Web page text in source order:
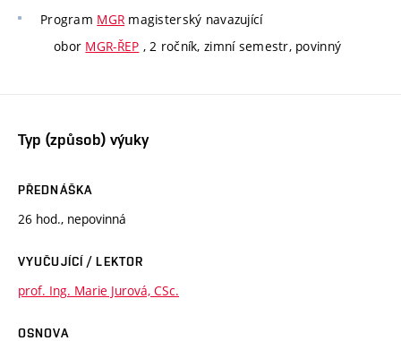
Program MGR magisterský navazující
obor MGR-ŘEP , 2 ročník, zimní semestr, povinný
Typ (způsob) výuky
PŘEDNÁŠKA
26 hod., nepovinná
VYUČUJÍCÍ / LEKTOR
prof. Ing. Marie Jurová, CSc.
OSNOVA